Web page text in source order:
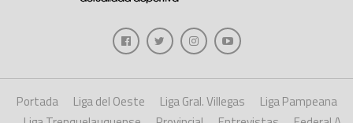
Portada Liga del Oeste Liga Gral. Villegas
Liga Pampeana